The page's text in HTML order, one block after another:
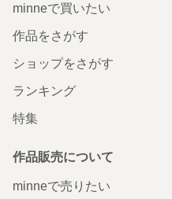
minneで買いたい
作品をさがす
ショップをさがす
ランキング
特集
作品販売について
minneで売りたい